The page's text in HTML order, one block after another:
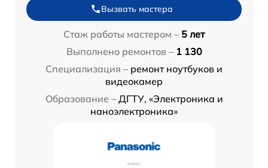
Вызвать мастера
Стаж работы мастером – 5 лет
Выполнено ремонтов – 1 130
Специализация – ремонт ноутбуков и
видеокамер
Образование – ДГТУ, «Электроника и
наноэлектроника»